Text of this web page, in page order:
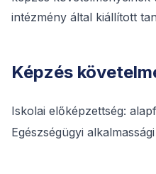
intézmény által kiállított
Képzés
Iskolai előképzettség:
Egészségügyi